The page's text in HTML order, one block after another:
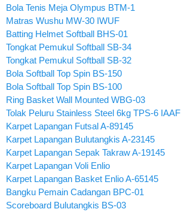
Bola Tenis Meja Olympus BTM-1
Matras Wushu MW-30 IWUF
Batting Helmet Softball BHS-01
Tongkat Pemukul Softball SB-34
Tongkat Pemukul Softball SB-32
Bola Softball Top Spin BS-150
Bola Softball Top Spin BS-100
Ring Basket Wall Mounted WBG-03
Tolak Peluru Stainless Steel 6kg TPS-6 IAAF
Karpet Lapangan Futsal A-89145
Karpet Lapangan Bulutangkis A-23145
Karpet Lapangan Sepak Takraw A-19145
Karpet Lapangan Voli Enlio
Karpet Lapangan Basket Enlio A-65145
Bangku Pemain Cadangan BPC-01
Scoreboard Bulutangkis BS-03